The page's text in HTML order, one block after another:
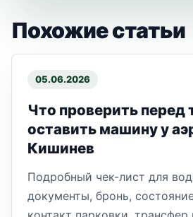
Похожие статьи
05.06.2026
Что проверить перед
оставить машину у
Кишинев
Подробный чек-лист для
документы, бронь,